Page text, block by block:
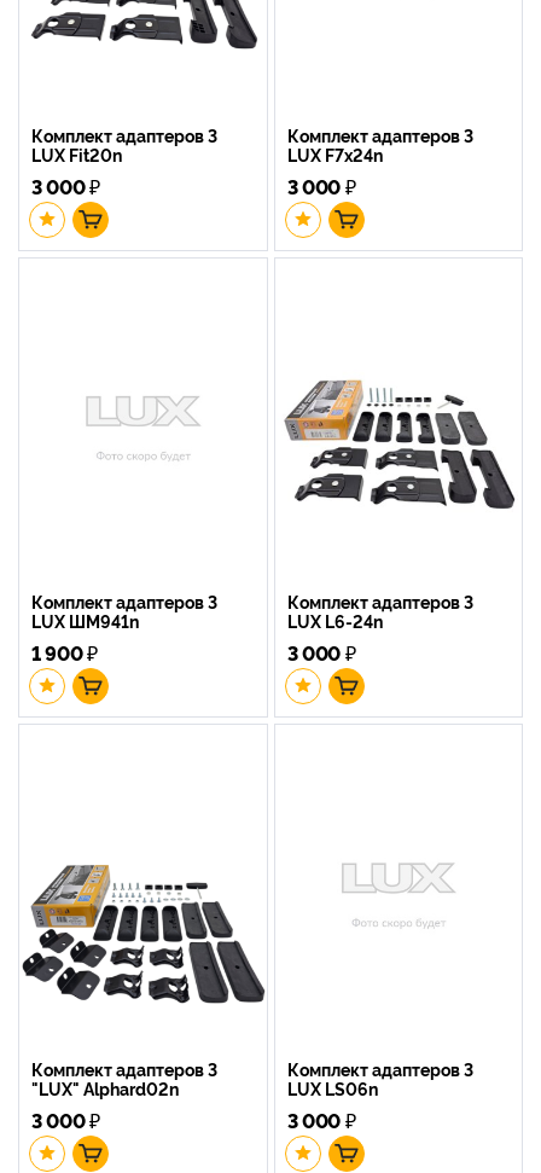
Комплект адаптеров 3
LUX Fit20n
3 000₽
Комплект адаптеров 3
LUX F7x24n
3 000₽
Комплект адаптеров 3
LUX ШМ941n
1 900₽
Комплект адаптеров 3
LUX L6-24n
3 000₽
Комплект адаптеров 3
"LUX" Alphard02n
3 000₽
Комплект адаптеров 3
LUX LS06n
3 000₽